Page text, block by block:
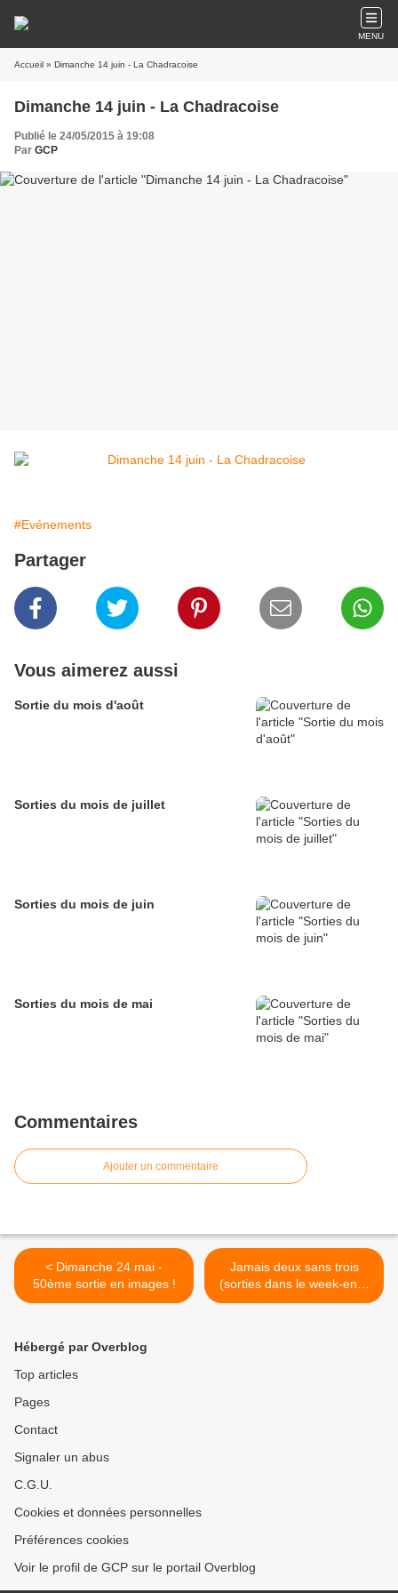
MENU
Accueil » Dimanche 14 juin - La Chadracoise
Dimanche 14 juin - La Chadracoise
Publié le 24/05/2015 à 19:08
Par GCP
#Evénements
Partager
Vous aimerez aussi
Sortie du mois d'août
Sorties du mois de juillet
Sorties du mois de juin
Sorties du mois de mai
Commentaires
Ajouter un commentaire
< Dimanche 24 mai -
50ème sortie en images !
Jamais deux sans trois
(sorties dans le week-end)
>
Hébergé par Overblog
Top articles
Pages
Contact
Signaler un abus
C.G.U.
Cookies et données personnelles
Préférences cookies
Voir le profil de GCP sur le portail Overblog